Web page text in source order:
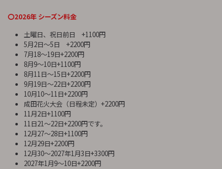
〇2026年 シーズン料金
土曜日、祝日前日 +1100円
5月2日〜5日 +2200円
7月18～19日+2200円
8月9〜10日+1100円
8月11日〜15日+2200円
9月19日〜22日+2200円
10月10～11日+2200円
成田花火大会（日程未定）+2200円
11月2日+1100円
11日21～22日+2200円です。
12月27〜28日+1100円
12月29日+2200円
12月30〜2027年1月3日+3300円
2027年1月9〜10日+2200円